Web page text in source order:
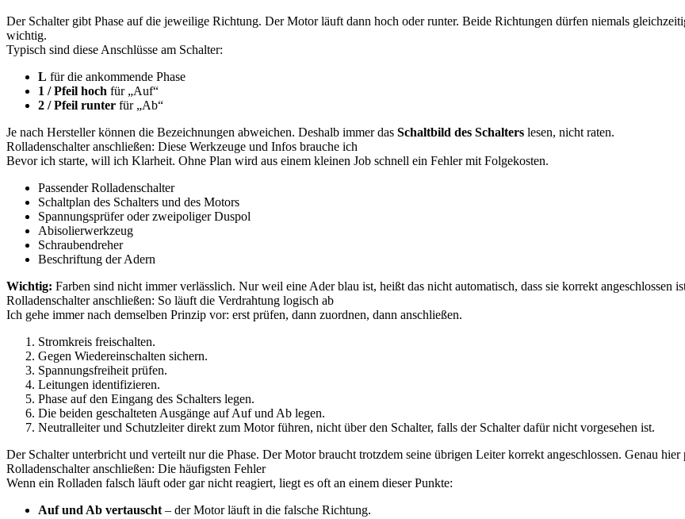
Der Schalter gibt Phase auf die jeweilige Richtung. Der Motor läuft dann hoch oder runter. Beide Richtungen dürfen niemals
wichtig.
Typisch sind diese Anschlüsse am Schalter:
L für die ankommende Phase
1 / Pfeil hoch für „Auf“
2 / Pfeil runter für „Ab“
Je nach Hersteller können die Bezeichnungen abweichen. Deshalb immer das Schaltbild des Schalters lesen, nicht raten.
Rolladenschalter anschließen: Diese Werkzeuge und Infos brauche ich
Bevor ich starte, will ich Klarheit. Ohne Plan wird aus einem kleinen Job schnell ein Fehler mit Folgekosten.
Passender Rolladenschalter
Schaltplan des Schalters und des Motors
Spannungsprüfer oder zweipoliger Duspol
Abisolierwerkzeug
Schraubendreher
Beschriftung der Adern
Wichtig: Farben sind nicht immer verlässlich. Nur weil eine Ader blau ist, heißt das nicht automatisch, dass sie korrekt angeschlossen
Rolladenschalter anschließen: So läuft die Verdrahtung logisch ab
Ich gehe immer nach demselben Prinzip vor: erst prüfen, dann zuordnen, dann anschließen.
Stromkreis freischalten.
Gegen Wiedereinschalten sichern.
Spannungsfreiheit prüfen.
Leitungen identifizieren.
Phase auf den Eingang des Schalters legen.
Die beiden geschalteten Ausgänge auf Auf und Ab legen.
Neutralleiter und Schutzleiter direkt zum Motor führen, nicht über den Schalter, falls der Schalter dafür nicht vorgesehen ist.
Der Schalter unterbricht und verteilt nur die Phase. Der Motor braucht trotzdem seine übrigen Leiter korrekt angeschlossen. Genau hier
Rolladenschalter anschließen: Die häufigsten Fehler
Wenn ein Rolladen falsch läuft oder gar nicht reagiert, liegt es oft an einem dieser Punkte:
Auf und Ab vertauscht – der Motor läuft in die falsche Richtung.